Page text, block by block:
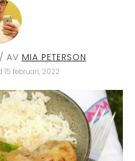
/ AV MIA PETERSON
februari, 2022